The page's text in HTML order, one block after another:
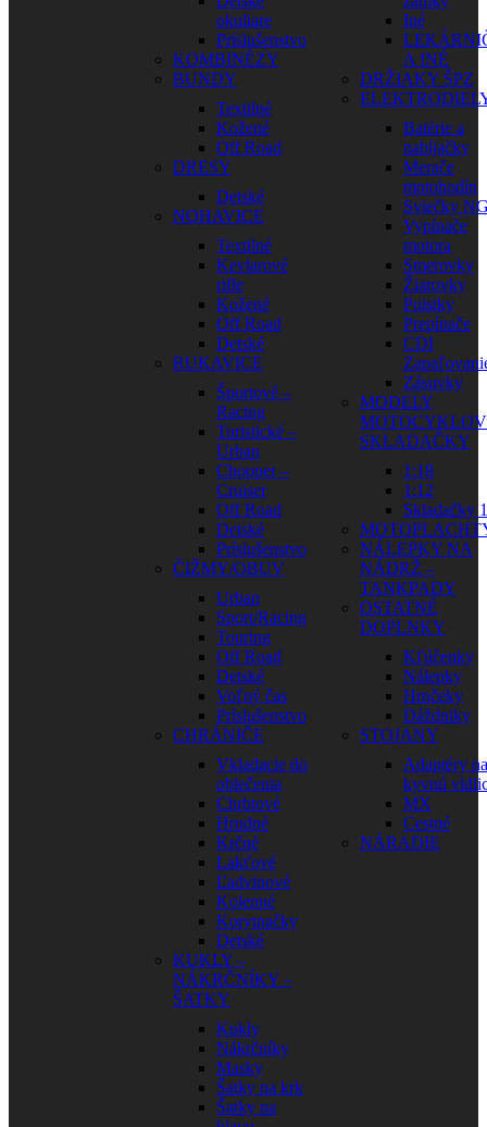
okuliare
Príslušenstvo
KOMBINÉZY
BUNDY
Textilné
Kožené
Off Road
DRESY
Detské
NOHAVICE
Textilné
Kevlarové
rifle
Kožené
Off Road
Detské
RUKAVICE
Športové –
Racing
Turistické –
Urban
Chopper –
Cruiser
Off Road
Detské
Príslušenstvo
ČIŽMY/OBUV
Urban
Sport/Racing
Touring
Off Road
Detské
Voľný čas
Príslušenstvo
CHRÁNIČE
Vkladacie do
oblečenia
Chrbtové
Hrudné
Krčné
Lakťové
Ľadvinové
Kolenné
Korytnačky
Detské
KUKLY –
NÁKRČNÍKY –
ŠATKY
Kukly
Nákrčníky
Masky
Šatky na krk
Šatky na
Iné
A INÉ
DRŽIAKY ŠPZ
Batérie a
nabíjačky
Merače
motohodín
Sviečky
Vypínače
motora
Smerovky
Žiarovky
Poistky
Prepínače
CDI
Zásuvky
MODELY
SKLADAČKY
1:18
1:12
Skladačky
NÁLEPKY NA
NÁDRŽ –
TANKPADY
OSTATNÉ
DOPLNKY
Kľúčenky
Nálepky
Hrnčeky
Dáždniky
STOJANY
Adaptéry na
kyvnú
MX
Cestné
NÁRADIE